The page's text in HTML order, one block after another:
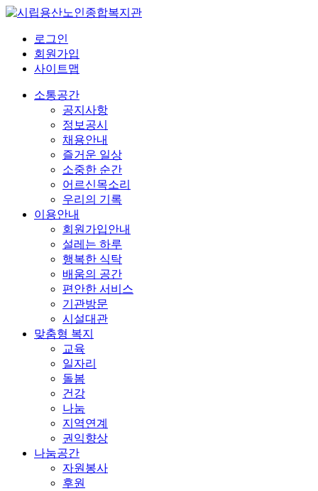
로그인
회원가입
사이트맵
소통공간
공지사항
정보공시
채용안내
즐거운 일상
소중한 순간
어르신목소리
우리의 기록
이용안내
회원가입안내
설레는 하루
행복한 식탁
배움의 공간
편안한 서비스
기관방문
시설대관
맞춤형 복지
교육
일자리
돌봄
건강
나눔
지역연계
권익향상
나눔공간
자원봉사
후원